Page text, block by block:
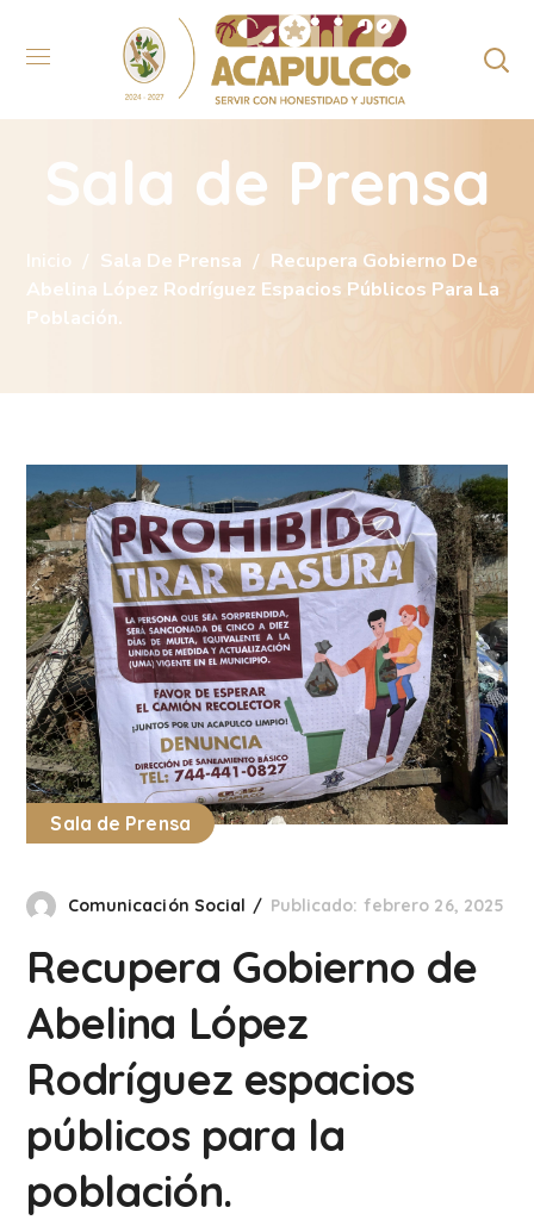
Sala de Prensa
Inicio Sala De Prensa
Recupera Gobierno De
Abelina López Rodríguez Espacios Públicos Para La
Población.
Sala de Prensa
Comunicación Social Publicado: febrero 26, 2025
Recupera Gobierno de
Abelina López
Rodríguez espacios
públicos para la
población.